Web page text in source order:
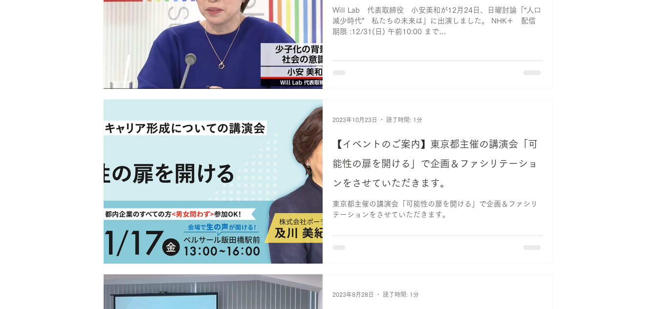
Will Lab 代表取締役 小安美和が12月24日、日曜討論「“人口
減少時代” 私たちの未来は」に出演しました。 NHK＋ 配信
期限 :12/31(日) 午前10:00 まで
【イベントのご案内】東京都主催の講演会「可
能性の扉を開ける」で企画＆ファシリテーショ
ンをさせていただきます。
東京都主催の講演会「可能性の扉を開ける」で企画＆ファシリ
テーションをさせていただきます。
2023年10月23日 読了時間: 1分
2023年8月28日 読了時間: 1分